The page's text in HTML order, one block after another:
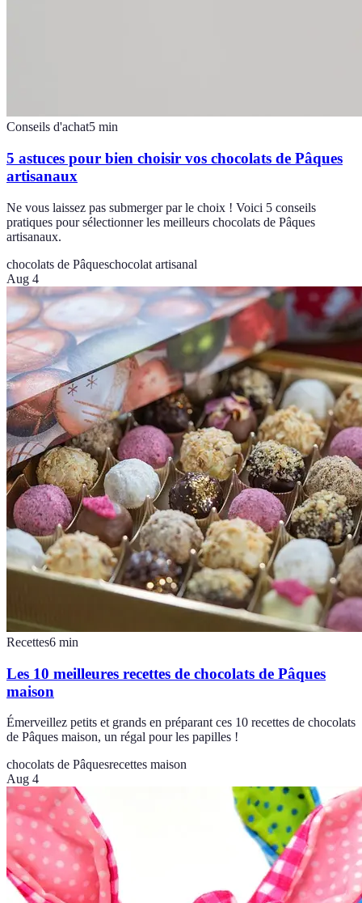
Conseils d'achat5 min
5 astuces pour bien choisir vos chocolats de Pâques
artisanaux
Ne vous laissez pas submerger par le choix ! Voici 5 conseils
pratiques pour sélectionner les meilleurs chocolats de Pâques
artisanaux.
chocolats de Pâqueschocolat artisanal
Aug 4
Recettes6 min
Les 10 meilleures recettes de chocolats de Pâques
maison
Émerveillez petits et grands en préparant ces 10 recettes de chocolats
de Pâques maison, un régal pour les papilles !
chocolats de Pâquesrecettes maison
Aug 4